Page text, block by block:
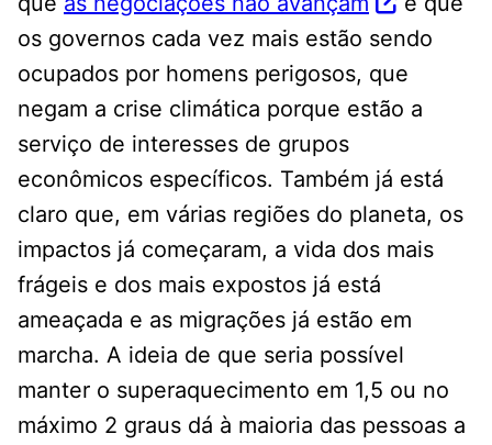
os governos cada vez mais estão sendo
ocupados por homens perigosos, que
negam a crise climática porque estão a
serviço de interesses de grupos
econômicos específicos. Também já está
claro que, em várias regiões do planeta, os
impactos já começaram, a vida dos mais
frágeis e dos mais expostos já está
ameaçada e as migrações já estão em
marcha. A ideia de que seria possível
manter o superaquecimento em 1,5 ou no
máximo 2 graus dá à maioria das pessoas a